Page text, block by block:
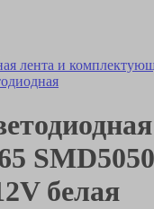
лента и
белая